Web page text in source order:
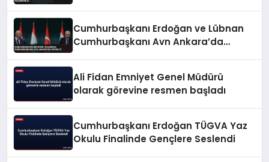
Cumhurbaşkanı Erdoğan ve Lübnan
Cumhurbaşkanı Avn Ankara’da
Ali Fidan Emniyet Genel Müdürü
olarak görevine resmen başladı
Cumhurbaşkanı Erdoğan TÜGVA Yaz
Okulu Finalinde Gençlere Seslendi